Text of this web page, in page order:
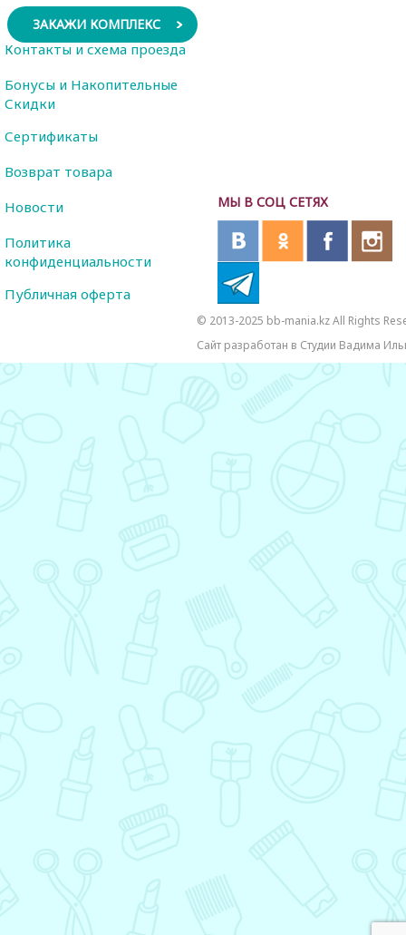
ЗАКАЖИ КОМПЛЕКС
МЫ В СОЦ СЕТЯХ
Контакты и схема проезда
Бонусы и Накопительные
Скидки
Сертификаты
Возврат товара
Новости
Политика
конфиденциальности
Публичная оферта
© 2013-2025 bb-mania.kz All Rights
Сайт разработан в Студии Вадима